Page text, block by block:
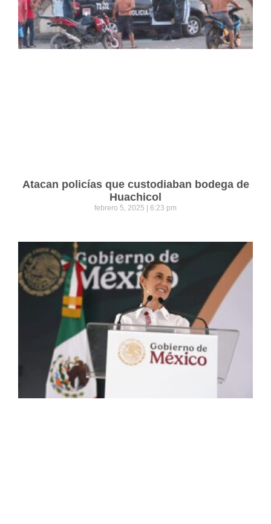
Atacan policías que custodiaban bodega de
Huachicol
febrero 5, 2025 6:23 pm